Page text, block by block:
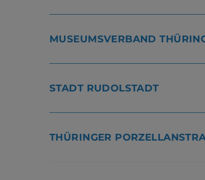
MUSEUMSVERBAND
STADT RUDOLSTADT
THÜRINGER